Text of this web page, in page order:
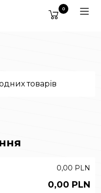
0
товарів
0,00 PLN
0,00 PLN